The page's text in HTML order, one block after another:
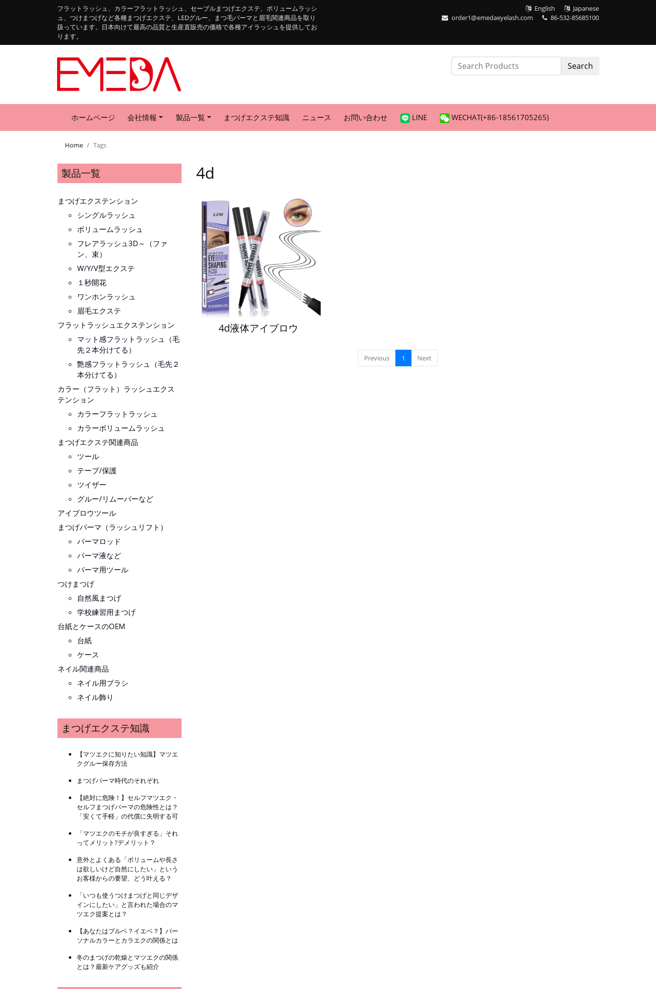
フラットラッシュ、カラーフラットラッシュ、セーブルまつげエクステ、ボリュームラッシ
ュ、つけまつげなど各種まつげエクステ、LEDグルー、まつ毛パーマと眉毛関連商品を取り
扱っています。日本向けて最高の品質と生産直販売の価格で各種アイラッシュを提供してお
ります。
English
Japanese
order1@emedaeyelash.com
86-532-85685100
Search
ホームページ 会社情報 製品一覧 まつげエクステ知識 ニュース お問い合わせ LINE WECHAT(+86-18561705265)
Home Tags
4d
4d液体アイブロウ
Previous 1 Next
製品一覧
まつげエクステンション
シングルラッシュ
ボリュームラッシュ
フレアラッシュ3D～（ファ
ン、束）
W/Y/V型エクステ
１秒開花
ワンホンラッシュ
眉毛エクステ
フラットラッシュエクステンション
マット感フラットラッシュ（毛
先２本分けてる）
艶感フラットラッシュ（毛先２
本分けてる）
カラー（フラット）ラッシュエクス
テンション
カラーフラットラッシュ
カラーボリュームラッシュ
まつげエクステ関連商品
ツール
テープ/保護
ツイザー
グルー/リムーバーなど
アイブロウツール
まつげパーマ（ラッシュリフト）
パーマロッド
パーマ液など
パーマ用ツール
つけまつげ
自然風まつげ
学校練習用まつげ
台紙とケースのOEM
台紙
ケース
ネイル関連商品
ネイル用ブラシ
ネイル飾り
まつげエクステ知識
【マツエクに知りたい知識】マツエ
クグルー保存方法
まつげパーマ時代のそれぞれ
【絶対に危険！】セルフマツエク・
セルフまつげパーマの危険性とは？
「安くて手軽」の代償に失明する可
「マツエクのモチが良すぎる」それ
ってメリット?デメリット？
意外とよくある「ボリュームや長さ
は欲しいけど自然にしたい」という
お客様からの要望、どう叶える？
「いつも使うつけまつげと同じデザ
インにしたい」と言われた場合のマ
ツエク提案とは？
【あなたはブルベ？イエベ？】パー
ソナルカラーとカラエクの関係とは
冬のまつげの乾燥とマツエクの関係
とは？最新ケアグッズも紹介